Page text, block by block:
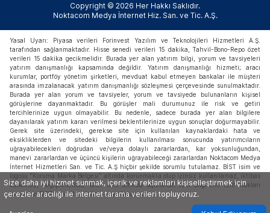
Copyright © 2026 Her Hakkı Saklıdır.
Noktacom Medya İnternet Hiz. San. ve Tic. A.Ş.
Yasal Uyarı: Piyasa verileri Forinvest Yazılım ve Teknolojileri Hizmetleri A.Ş.
tarafından sağlanmaktadır. Hisse senedi verileri 15 dakika, Tahvil-Bono-Repo özet
verileri 15 dakika gecikmelidir. Burada yer alan yatırım bilgi, yorum ve tavsiyeleri
yatırım danışmanlığı kapsamında değildir. Yatırım danışmanlığı hizmeti; aracı
kurumlar, portföy yönetim şirketleri, mevduat kabul etmeyen bankalar ile müşteri
arasında imzalanacak yatırım danışmanlığı sözleşmesi çerçevesinde sunulmaktadır.
Burada yer alan yorum ve tavsiyeler, yorum ve tavsiyede bulunanların kişisel
görüşlerine dayanmaktadır. Bu görüşler mali durumunuz ile risk ve getiri
tercihlerinize uygun olmayabilir. Bu nedenle, sadece burada yer alan bilgilere
dayanılarak yatırım kararı verilmesi beklentilerinize uygun sonuçlar doğurmayabilir.
Gerek site üzerindeki, gerekse site için kullanılan kaynaklardaki hata ve
eksikliklerden ve sitedeki bilgilerin kullanılması sonucunda yatırımcıların
uğrayabilecekleri doğrudan ve/veya dolaylı zararlardan, kar yoksunluğundan,
manevi zararlardan ve üçüncü kişilerin uğrayabileceği zararlardan Noktacom Medya
İnternet Hizmetleri San. ve Tic. A.Ş hiçbir şekilde sorumlu tutulamaz. BİST isim ve
logosu "Koruma Marka Belgesi" altında korunmakta olup izinsiz kullanılamaz, iktibas
edilemez, değiştirilemez. BİST ismi altında açıklanan tüm bilgilerin telif hakları
tamamen BİST'e ait olup, tekrar yayınlanamaz.
Size daha iyi hizmet sunmak, içerik ve reklamları kişiselleştirmek için
çerezler aracılığı ile internet tarama verileri topluyoruz.